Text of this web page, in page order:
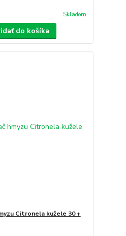
Skladom
do košíka
Citronela kužele 30 +